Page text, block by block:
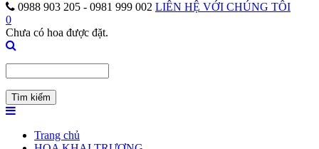
0988 903 205 - 0981 999 002 LIÊN HỆ VỚI CHÚNG TÔI
0
Chưa có hoa được đặt.
Trang chủ